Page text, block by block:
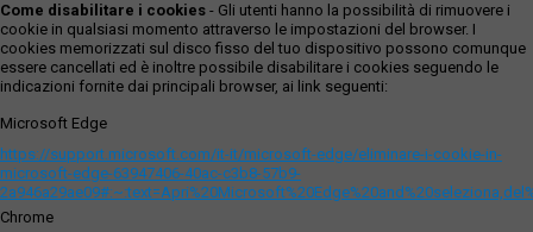
Come disabilitare i cookies - Gli utenti hanno la possibilità di rimuovere i
cookie in qualsiasi momento attraverso le impostazioni del browser. I
cookies memorizzati sul disco fisso del tuo dispositivo possono comunque
essere cancellati ed è inoltre possibile disabilitare i cookies seguendo le
indicazioni fornite dai principali browser, ai link seguenti:
Microsoft Edge
https://support.microsoft.com/it-it/microsoft-edge/eliminare-i-cookie-in-
microsoft-edge-63947406-40ac-c3b8-57b9-
Chrome